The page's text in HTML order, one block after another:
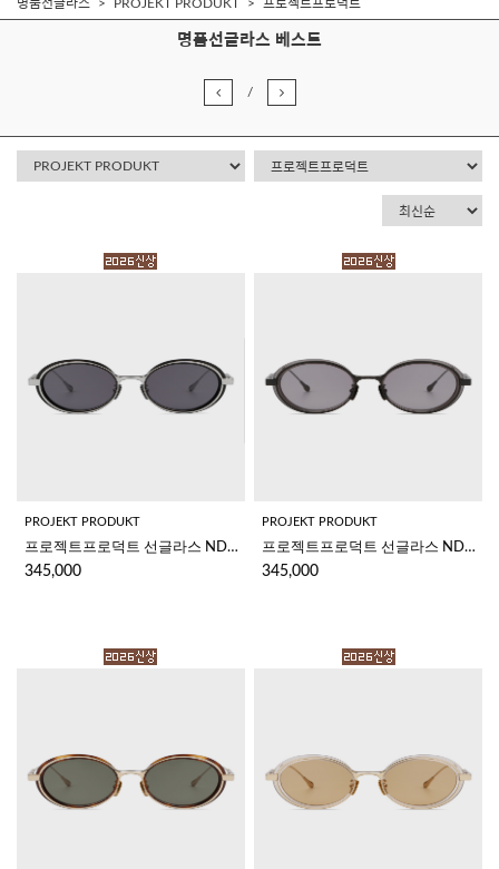
명품선글라스 PROJEKT PRODUKT 프로젝트프로덕트
명품선글라스 베스트
/
PROJEKT PRODUKT
프로젝트프로덕트 선글라스 NDCC1 C1WG
345,000
PROJEKT PRODUKT
프로젝트프로덕트 선글라스 NDCC1 C01MBK
345,000